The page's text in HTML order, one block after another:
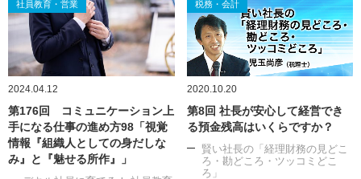
社員教育・営業
2024.04.12
第176回 コミュニケーション上
手になる仕事の進め方98「視覚
情報『組織人としての身だしな
み』と『魅せる所作』」
税務・会計
2020.10.20
第8回 社長が安心して経営でき
る預金残高はいくらですか？
賢い社長の「経理財務の見どこ
ろ・勘どころ・ツッコミどこ
ろ」